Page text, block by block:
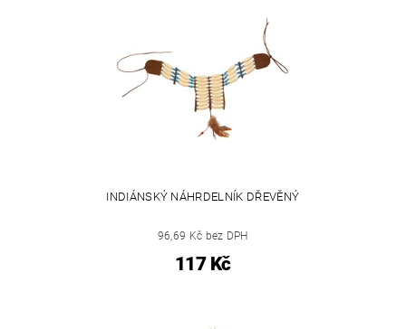
INDIÁNSKÝ NÁHRDELNÍK DŘEVĚNÝ
96,69 Kč bez DPH
117 Kč